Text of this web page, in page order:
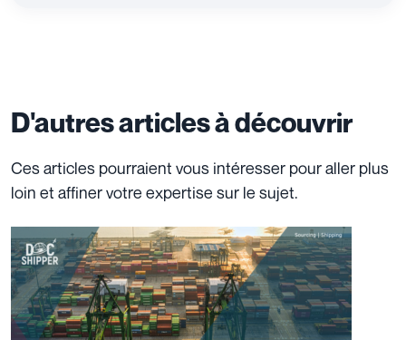
D'autres articles à découvrir
Ces articles pourraient vous intéresser pour aller plus
loin et affiner votre expertise sur le sujet.